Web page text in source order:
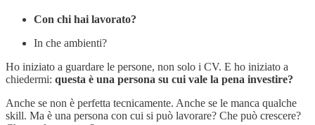
Con chi hai lavorato?
In che ambienti?
Ho iniziato a guardare le persone, non solo i CV. E ho iniziato a
chiedermi: questa è una persona su cui vale la pena investire?
Anche se non è perfetta tecnicamente. Anche se le manca qualche
skill. Ma è una persona con cui si può lavorare? Che può crescere?